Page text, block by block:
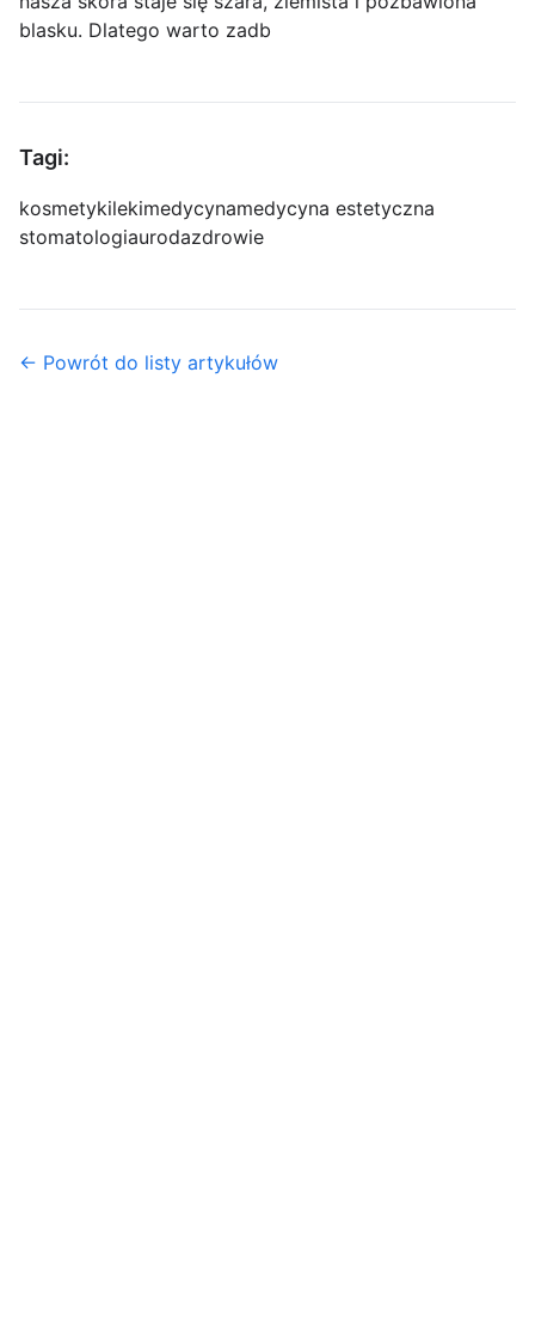
blasku. Dlatego warto zadb
Tagi:
kosmetykilekimedycynamedycyna estetyczna
stomatologiaurodazdrowie
← Powrót do listy artykułów